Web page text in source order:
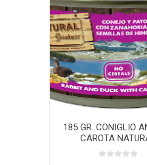
185 GR. CONIGLIO
CAROTA
GREATNESS Umido